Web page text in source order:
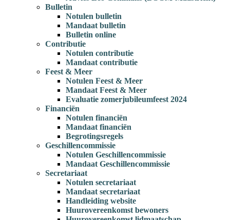
Bulletin
Notulen bulletin
Mandaat bulletin
Bulletin online
Contributie
Notulen contributie
Mandaat contributie
Feest & Meer
Notulen Feest & Meer
Mandaat Feest & Meer
Evaluatie zomerjubileumfeest 2024
Financiën
Notulen financiën
Mandaat financiën
Begrotingsregels
Geschillencommissie
Notulen Geschillencommissie
Mandaat Geschillencommissie
Secretariaat
Notulen secretariaat
Mandaat secretariaat
Handleiding website
Huurovereenkomst bewoners